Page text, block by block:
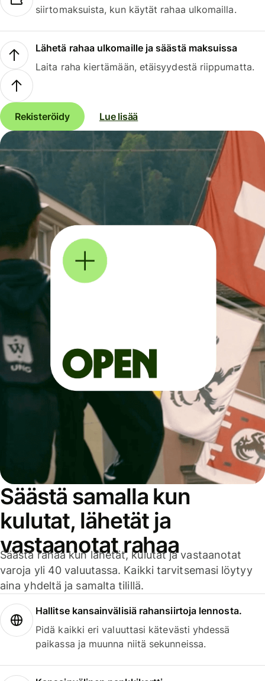
siirtomaksuista, kun käytät rahaa ulkomailla.
Lähetä rahaa ulkomaille ja säästä maksuissa
Laita raha kiertämään, etäisyydestä riippumatta.
Rekisteröidy Lue lisää
Säästä samalla kun
kulutat, lähetät ja
vastaanotat rahaa
Säästä rahaa kun lähetät, kulutat ja vastaanotat
varoja yli 40 valuutassa. Kaikki tarvitsemasi löytyy
aina yhdeltä ja samalta tilillä.
Hallitse kansainvälisiä rahansiirtoja lennosta.
Pidä kaikki eri valuuttasi kätevästi yhdessä
paikassa ja muunna niitä sekunneissa.